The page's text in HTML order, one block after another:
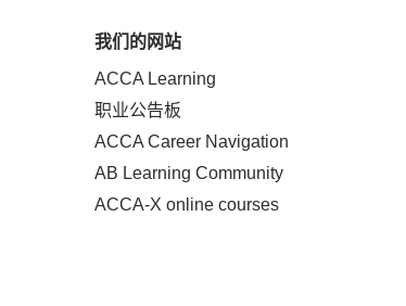
我们的网站
ACCA Learning
职业公告板
ACCA Career Navigation
AB Learning Community
ACCA-X online courses